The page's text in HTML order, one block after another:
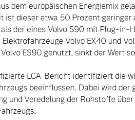
dem europäischen Energiemix
ist dieser etwa 50 Prozent
der eines Volvo S90 mit Plug-in-
Volvo EX40 und
ES90 genutzt, sinkt der Wert
LCA-Bericht identifiziert die
beeinflussen. Dabei wird der
und Veredelung der Rohstoffe